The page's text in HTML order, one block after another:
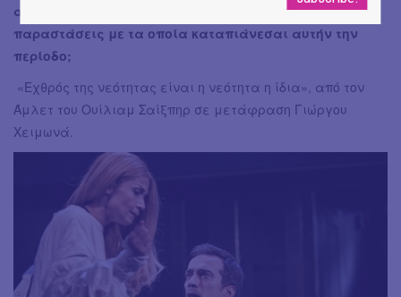
απόσπασμα από κάποιο από τα έργα και τις
παραστάσεις με τα οποία καταπιάνεσαι αυτήν την
περίοδο;
«Εχθρός της νεότητας είναι η νεότητα η ίδια», από τον
Άμλετ του Ουίλιαμ Σαίξπηρ σε μετάφραση Γιώργου
Χειμωνά.